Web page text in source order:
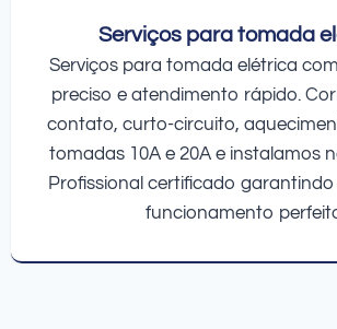
Serviços para tomada
Serviços para tomada elétrica
preciso e atendimento rápido.
contato, curto-circuito,
tomadas 10A e 20A e instalamos
Profissional certificado
funcionamento